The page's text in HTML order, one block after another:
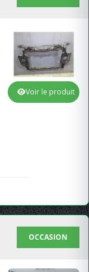
Voir le produit
OCCASION